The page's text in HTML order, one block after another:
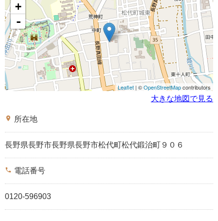
+
-
Leaflet | ©OpenStreetMapcontributors
大きな地図で見る
place 所在地
長野県長野市長野県長野市松代町松代鍛治町９０６
phone 電話番号
0120-596903